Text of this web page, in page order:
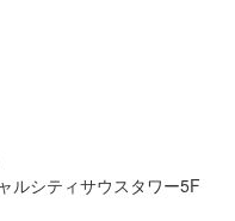
ルシティサウスタワー5F